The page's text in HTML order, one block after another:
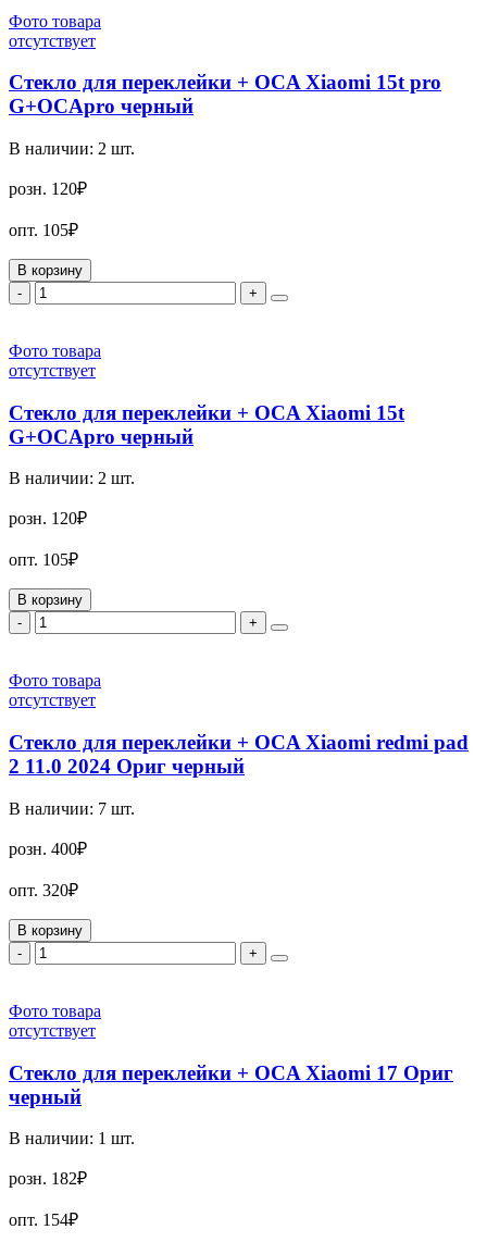
Фото товара
отсутствует
Стекло для переклейки + OCA Xiaomi 15t pro
G+OCApro черный
В наличии: 2 шт.
розн. 120₽
опт. 105₽
В корзину
-
+
Фото товара
отсутствует
Стекло для переклейки + OCA Xiaomi 15t
G+OCApro черный
В наличии: 2 шт.
розн. 120₽
опт. 105₽
В корзину
-
+
Фото товара
отсутствует
Стекло для переклейки + OCA Xiaomi redmi pad
2 11.0 2024 Ориг черный
В наличии: 7 шт.
розн. 400₽
опт. 320₽
В корзину
-
+
Фото товара
отсутствует
Стекло для переклейки + OCA Xiaomi 17 Ориг
черный
В наличии: 1 шт.
розн. 182₽
опт. 154₽